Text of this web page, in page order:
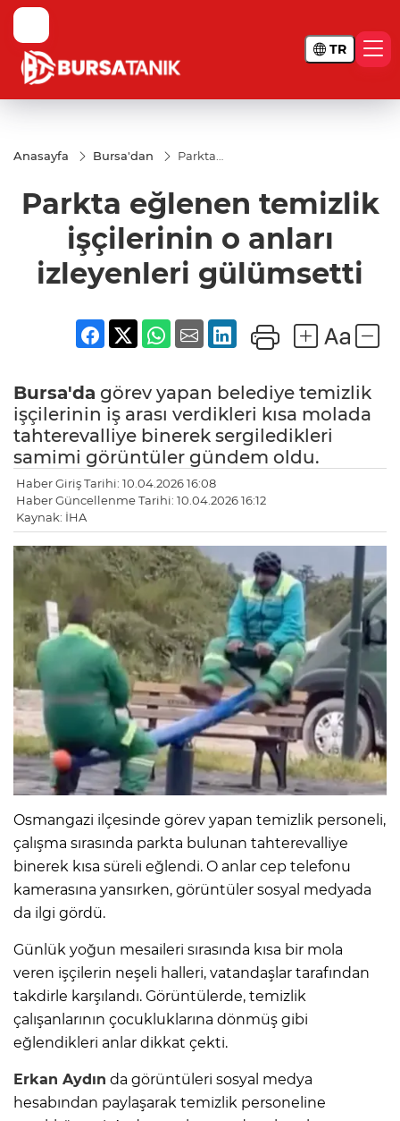
TR
Anasayfa Bursa'dan
Parkta
işçilerinin
o anları
izleyenleri
gülümsetti
Parkta eğlenen temizlik
işçilerinin o anları
izleyenleri gülümsetti
Bursa'da görev yapan belediye temizlik
işçilerinin iş arası verdikleri kısa molada
tahterevalliye binerek sergiledikleri
samimi görüntüler gündem oldu.
Haber Giriş Tarihi: 10.04.2026 16:08
Haber Güncellenme Tarihi: 10.04.2026 16:12
Kaynak: İHA
Osmangazi ilçesinde görev yapan temizlik personeli,
çalışma sırasında parkta bulunan tahterevalliye
binerek kısa süreli eğlendi. O anlar cep telefonu
kamerasına yansırken, görüntüler sosyal medyada
da ilgi gördü.
Günlük yoğun mesaileri sırasında kısa bir mola
veren işçilerin neşeli halleri, vatandaşlar tarafından
takdirle karşılandı. Görüntülerde, temizlik
çalışanlarının çocukluklarına dönmüş gibi
eğlendikleri anlar dikkat çekti.
Erkan Aydın da görüntüleri sosyal medya
hesabından paylaşarak temizlik personeline